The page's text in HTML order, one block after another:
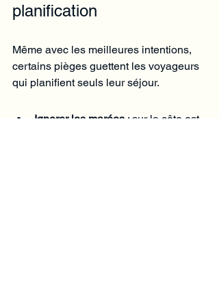
planification
Même avec les meilleures intentions,
certains pièges guettent les voyageurs
qui planifient seuls leur séjour.
Ignorer les marées : sur la côte est,